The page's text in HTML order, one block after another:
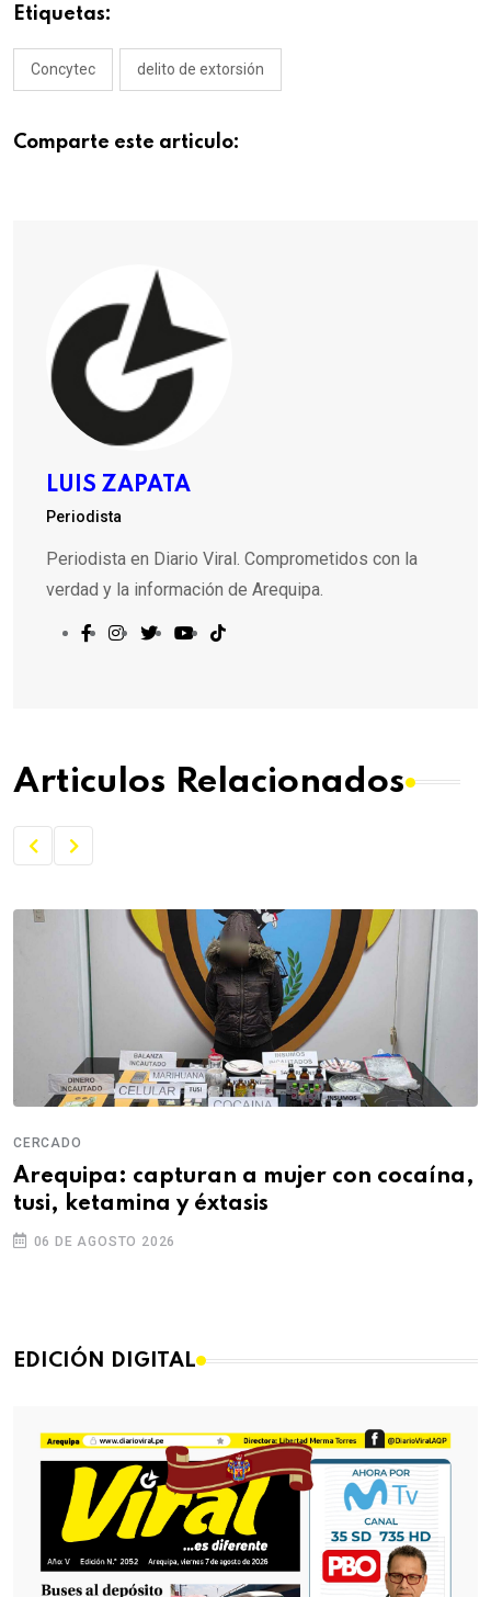
Etiquetas:
Concytec delito de extorsión
Comparte este articulo:
LUIS ZAPATA
Periodista
Periodista en Diario Viral. Comprometidos con la
verdad y la información de Arequipa.
Articulos Relacionados
CERCADO
Arequipa: capturan a mujer con cocaína,
tusi, ketamina y éxtasis
06 DE AGOSTO 2026
EDICIÓN DIGITAL